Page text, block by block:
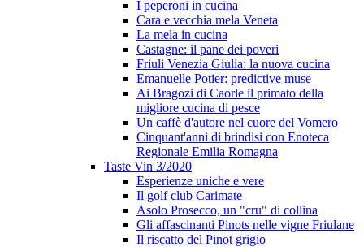
I peperoni in cucina
Cara e vecchia mela Veneta
La mela in cucina
Castagne: il pane dei poveri
Friuli Venezia Giulia: la nuova cucina
Emanuelle Potier: predictive muse
Ai Bragozi di Caorle il primato della
migliore cucina di pesce
Un caffè d'autore nel cuore del Vomero
Cinquant'anni di brindisi con Enoteca
Regionale Emilia Romagna
Taste Vin 3/2020
Esperienze uniche e vere
Il golf club Carimate
Asolo Prosecco, un "cru" di collina
Gli affascinanti Pinots nelle vigne Friulane
Il riscatto del Pinot grigio